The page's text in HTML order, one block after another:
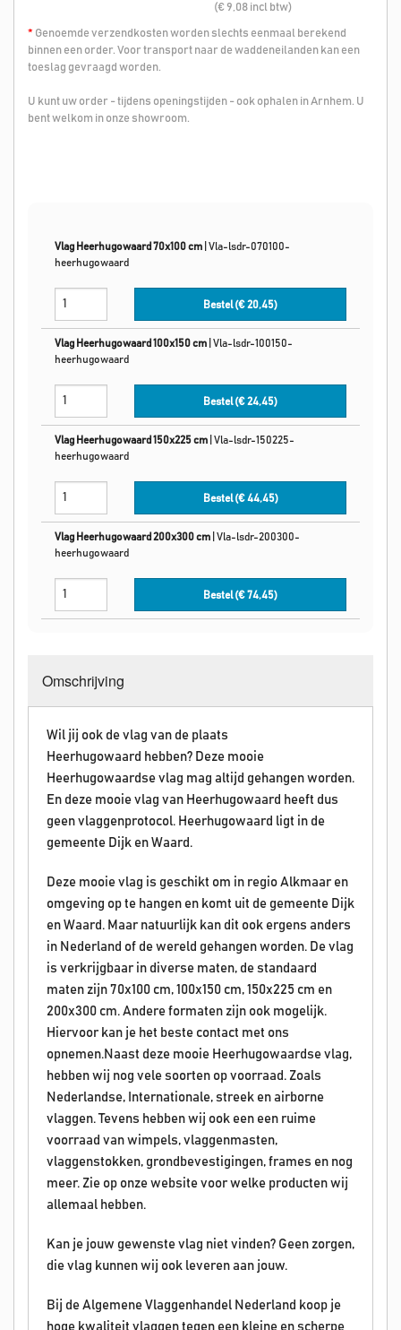
(€ 9,08 incl btw)
* Genoemde verzendkosten worden slechts eenmaal berekend
binnen een order. Voor transport naar de waddeneilanden kan een
toeslag gevraagd worden.
U kunt uw order - tijdens openingstijden - ook ophalen in Arnhem. U
bent welkom in onze showroom.
Vlag Heerhugowaard 70x100 cm Vla-lsdr-070100-
heerhugowaard
Bestel (€20,45)
Vlag Heerhugowaard 100x150 cm Vla-lsdr-100150-
heerhugowaard
Bestel (€24,45)
Vlag Heerhugowaard 150x225 cm Vla-lsdr-150225-
heerhugowaard
Bestel (€44,45)
Vlag Heerhugowaard 200x300 cm Vla-lsdr-200300-
heerhugowaard
Bestel (€74,45)
Omschrijving
Wil jij ook de vlag van de plaats
Heerhugowaard hebben? Deze mooie
Heerhugowaardse vlag mag altijd gehangen worden.
En deze mooie vlag van Heerhugowaard heeft dus
geen vlaggenprotocol. Heerhugowaard ligt in de
gemeente Dijk en Waard.
Deze mooie vlag is geschikt om in regio Alkmaar en
omgeving op te hangen en komt uit de gemeente Dijk
en Waard. Maar natuurlijk kan dit ook ergens anders
in Nederland of de wereld gehangen worden. De vlag
is verkrijgbaar in diverse maten, de standaard
maten zijn 70x100 cm, 100x150 cm, 150x225 cm en
200x300 cm. Andere formaten zijn ook mogelijk.
Hiervoor kan je het beste contact met ons
opnemen.Naast deze mooie Heerhugowaardse vlag,
hebben wij nog vele soorten op voorraad. Zoals
Nederlandse, Internationale, streek en airborne
vlaggen. Tevens hebben wij ook een een ruime
voorraad van wimpels, vlaggenmasten,
vlaggenstokken, grondbevestigingen, frames en nog
meer. Zie op onze website voor welke producten wij
allemaal hebben.
Kan je jouw gewenste vlag niet vinden? Geen zorgen,
die vlag kunnen wij ook leveren aan jouw.
Bij de Algemene Vlaggenhandel Nederland koop je
hoge kwaliteit vlaggen tegen een kleine en scherpe